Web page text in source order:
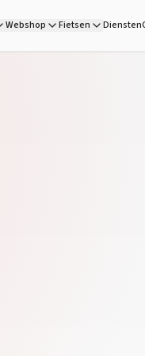
Kapellen heeft een
Webshop Fietsen Diensten